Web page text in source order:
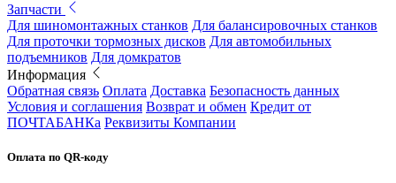
Запчасти
Для шиномонтажных станков Для балансировочных станков
Для проточки тормозных дисков Для автомобильных
подъемников Для домкратов
Информация
Обратная связь Оплата Доставка Безопасность данных
Условия и соглашения Возврат и обмен Кредит от
ПОЧТАБАНКа Реквизиты Компании
Оплата по QR-коду